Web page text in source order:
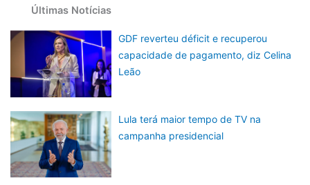
Últimas Notícias
GDF reverteu déficit e recuperou
capacidade de pagamento, diz Celina
Leão
Lula terá maior tempo de TV na
campanha presidencial